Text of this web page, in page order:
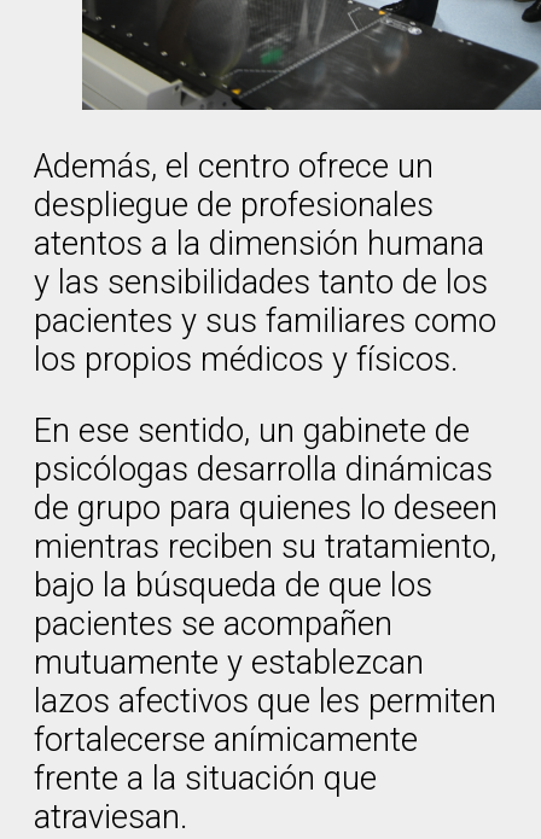
Además, el centro ofrece un
despliegue de profesionales
atentos a la dimensión humana
y las sensibilidades tanto de los
pacientes y sus familiares como
los propios médicos y físicos.
En ese sentido, un gabinete de
psicólogas desarrolla dinámicas
de grupo para quienes lo deseen
mientras reciben su tratamiento,
bajo la búsqueda de que los
pacientes se acompañen
mutuamente y establezcan
lazos afectivos que les permiten
fortalecerse anímicamente
frente a la situación que
atraviesan.